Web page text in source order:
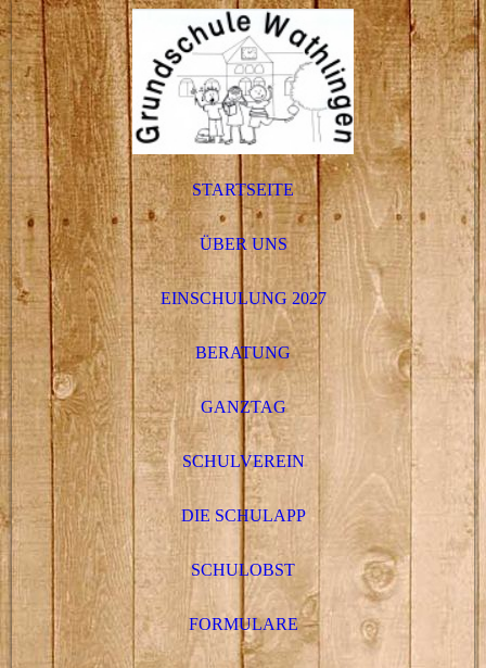
STARTSEITE
ÜBER UNS
EINSCHULUNG 2027
BERATUNG
GANZTAG
SCHULVEREIN
DIE SCHULAPP
SCHULOBST
FORMULARE